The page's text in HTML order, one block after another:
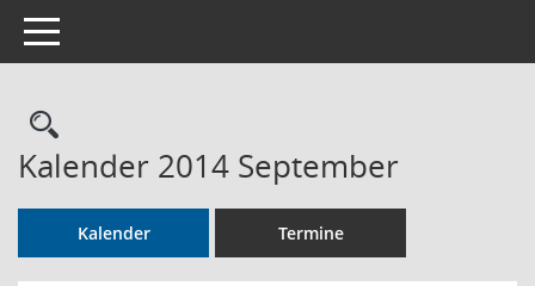
Toggle navigation
Rechercheauswahl
Kalender 2014 September
Kalender Termine